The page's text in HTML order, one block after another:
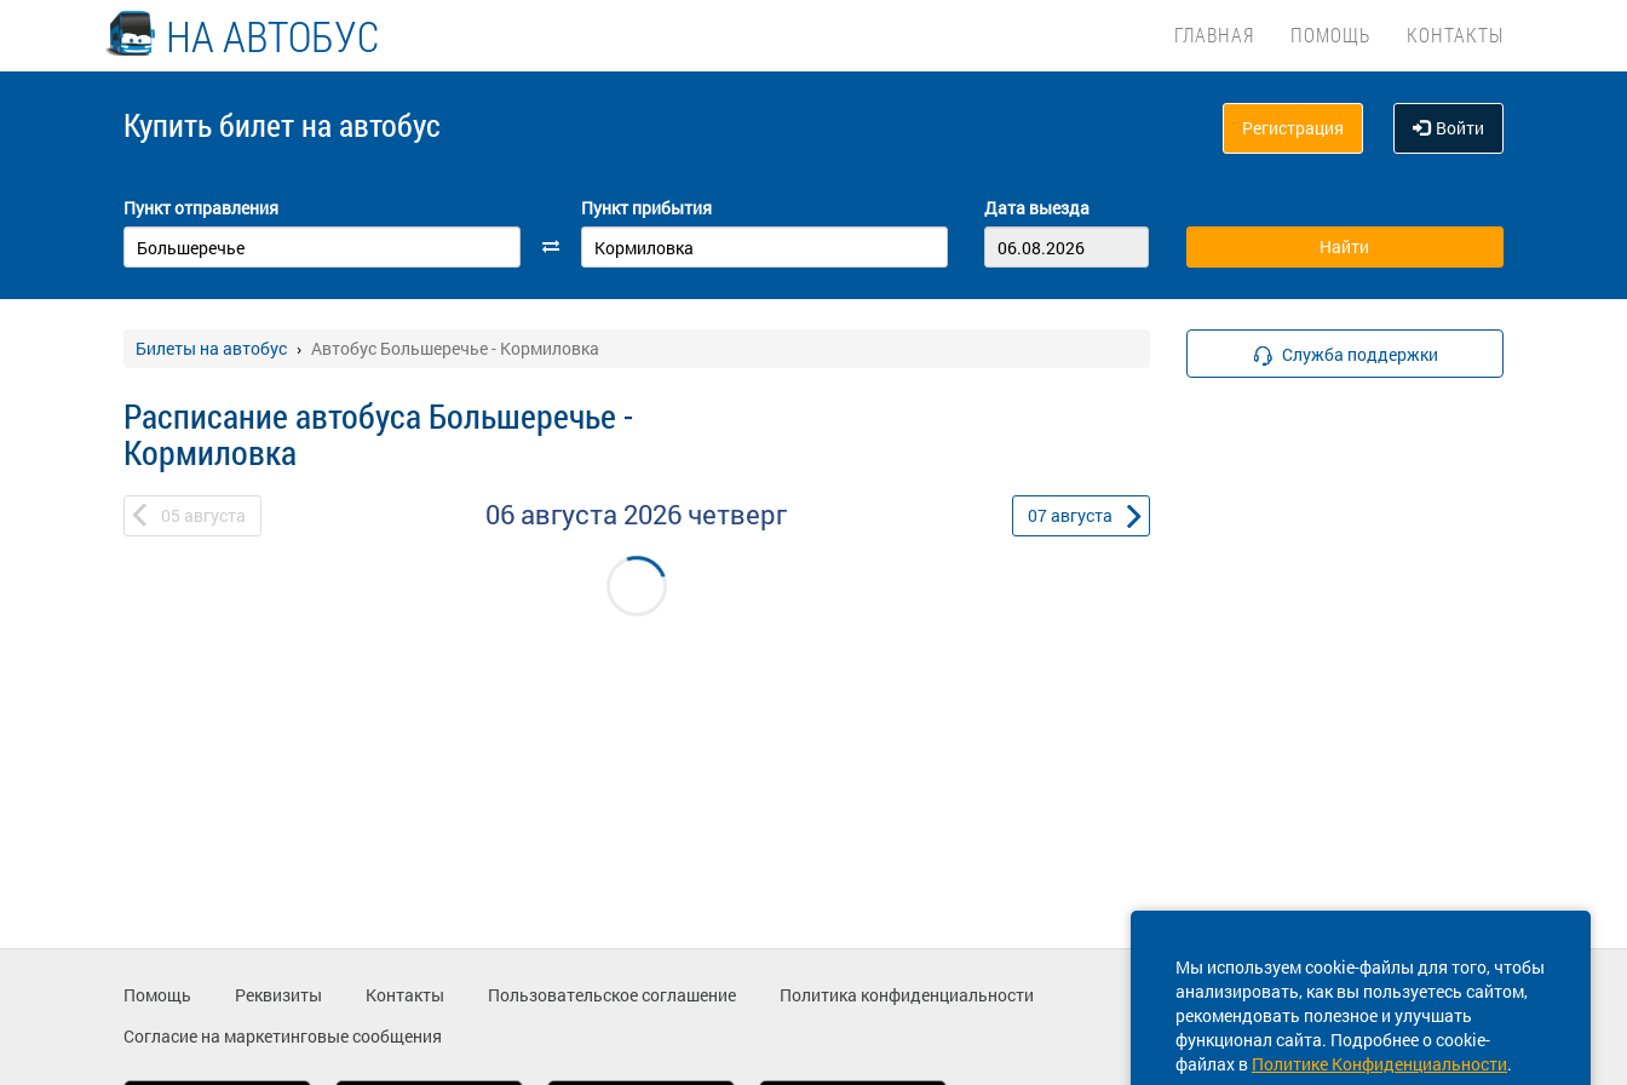
НА АВТОБУС ГЛАВНАЯ ПОМОЩЬ КОНТАКТЫ
Купить билет на автобус Регистрация Войти
Пункт отправления Пункт прибытия Дата выезда
Билеты на автобус Автобус Большеречье - Кормиловка
Расписание автобуса Большеречье -
Кормиловка
05 августа 06 августа 2026 четверг 07августа
Служба поддержки
Мы используем cookie-файлы для того, чтобы
анализировать, как вы пользуетесь сайтом,
рекомендовать полезное и улучшать
функционал сайта. Подробнее о cookie-
файлах в Политике Конфиденциальности.
Помощь Реквизиты Контакты Пользовательское соглашение
Политика конфиденциальности
Согласие на маркетинговые сообщения
Техническая поддержка сайта
8 800 600-03-38